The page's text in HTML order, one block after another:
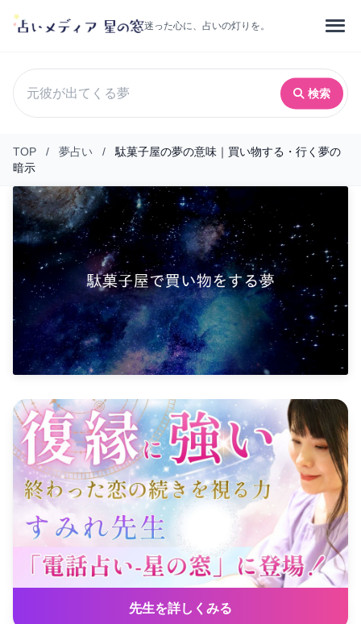
迷った心に、占いの灯りを。
検索
TOP / 夢占い /
駄菓子屋の夢の意味｜買い物する・行く夢の
暗示
先生を詳しくみる